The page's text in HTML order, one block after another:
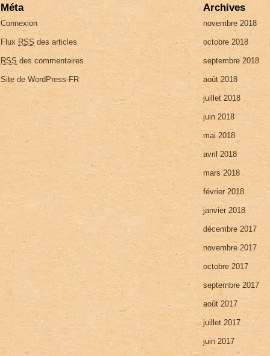
Méta
Connexion
Flux RSS des articles
RSS des commentaires
Site de WordPress-FR
Archives
novembre 2018
octobre 2018
septembre 2018
août 2018
juillet 2018
juin 2018
mai 2018
avril 2018
mars 2018
février 2018
janvier 2018
décembre 2017
novembre 2017
octobre 2017
septembre 2017
août 2017
juillet 2017
juin 2017